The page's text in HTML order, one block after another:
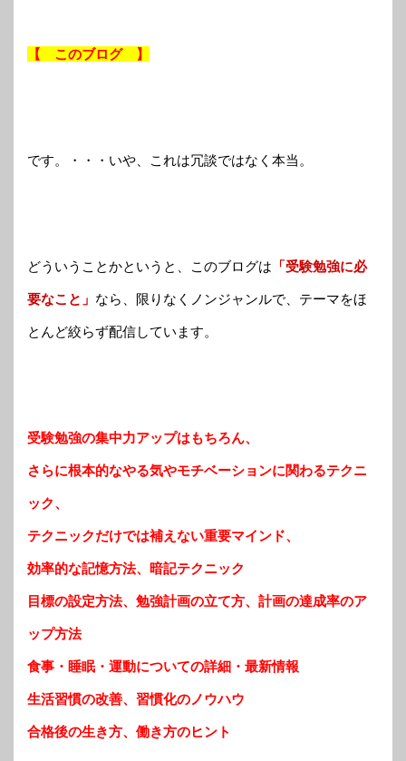
【 このブログ 】
です。・・・いや、これは冗談ではなく本当。
どういうことかというと、このブログは 「受験勉強に必
要なこと」 なら、限りなくノンジャンルで、テーマをほ
とんど絞らず配信しています。
受験勉強の集中力アップはもちろん、
さらに根本的なやる気やモチベーションに関わるテクニ
ック、
テクニックだけでは補えない重要マインド、
効率的な記憶方法、暗記テクニック
目標の設定方法、勉強計画の立て方、計画の達成率のア
ップ方法
食事・睡眠・運動についての詳細・最新情報
生活習慣の改善、習慣化のノウハウ
合格後の生き方、働き方のヒント